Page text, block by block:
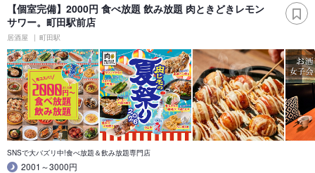
【個室完備】2000円 食べ放題 飲み放題 肉ときどきレモン
サワー。町田駅前店
居酒屋 町田駅
SNSで大バズリ中!食べ放題＆飲み放題専門店
2001～3000円